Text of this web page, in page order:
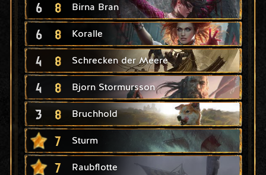
6 8 Birna Bran
6 8 Koralle
4 8 Schrecken der Meere
4 8 Bjorn Stormursson
3 8 Bruchhold
7 Sturm
7 Raubflotte